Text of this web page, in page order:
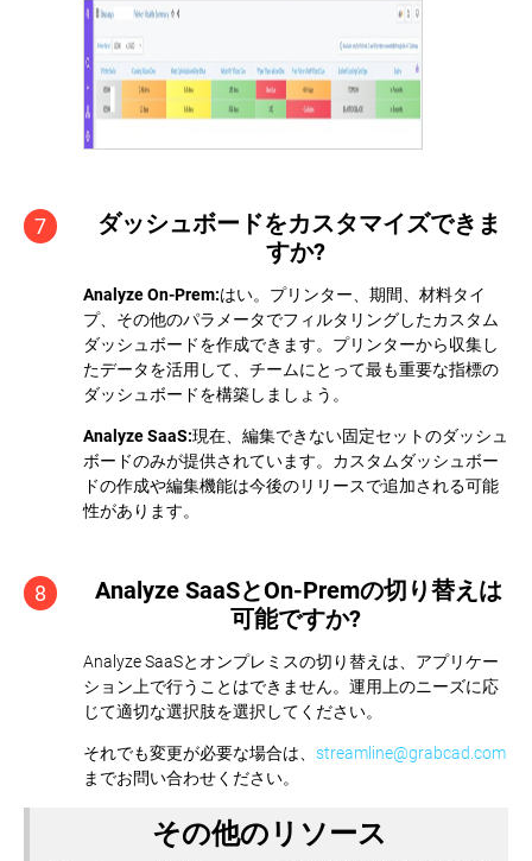
7
ダッシュボードをカスタマイズできま
すか?
Analyze On-Prem:はい。プリンター、期間、材料タイ
プ、その他のパラメータでフィルタリングしたカスタム
ダッシュボードを作成できます。プリンターから収集し
たデータを活用して、チームにとって最も重要な指標の
ダッシュボードを構築しましょう。
Analyze SaaS:現在、編集できない固定セットのダッシュ
ボードのみが提供されています。カスタムダッシュボー
ドの作成や編集機能は今後のリリースで追加される可能
性があります。
8
Analyze SaaSとOn-Premの切り替えは
可能ですか?
Analyze SaaSとオンプレミスの切り替えは、アプリケー
ション上で行うことはできません。運用上のニーズに応
じて適切な選択肢を選択してください。
それでも変更が必要な場合は、 streamline@grabcad.com
までお問い合わせください。
その他のリソース